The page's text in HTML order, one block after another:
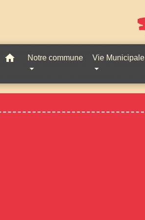
home Notre commune Vie Municipale